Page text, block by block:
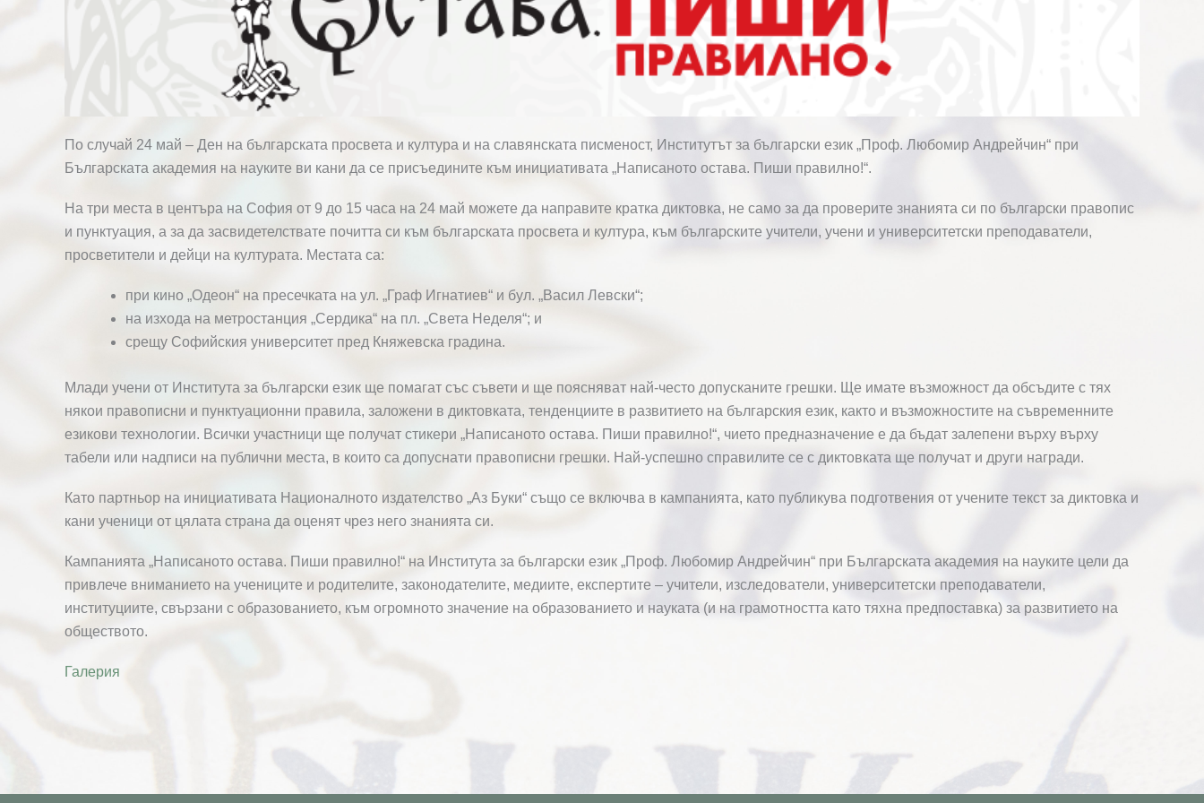
По случай 24 май – Ден на българската просвета и култура и на славянската писменост, Институтът за български език „Проф. Любомир Андрейчин“ при
Българската академия на науките ви кани да се присъедините към инициативата „Написаното остава. Пиши правилно!“.
На три места в центъра на София от 9 до 15 часа на 24 май можете да направите кратка диктовка, не само за да проверите знанията си по български правопис
и пунктуация, а за да засвидетелствате почитта си към българската просвета и култура, към българските учители, учени и университетски преподаватели,
просветители и дейци на културата. Местата са:
при кино „Одеон“ на пресечката на ул. „Граф Игнатиев“ и бул. „Васил Левски“;
на изхода на метростанция „Сердика“ на пл. „Света Неделя“; и
срещу Софийския университет пред Княжевска градина.
Млади учени от Института за български език ще помагат със съвети и ще поясняват най-често допусканите грешки. Ще имате възможност да обсъдите с тях
някои правописни и пунктуационни правила, заложени в диктовката, тенденциите в развитието на българския език, както и възможностите на съвременните
езикови технологии. Всички участници ще получат стикери „Написаното остава. Пиши правилно!“, чието предназначение е да бъдат залепени върху върху
табели или надписи на публични места, в които са допуснати правописни грешки. Най-успешно справилите се с диктовката ще получат и други награди.
Като партньор на инициативата Националното издателство „Аз Буки“ също се включва в кампанията, като публикува подготвения от учените текст за диктовка и
кани ученици от цялата страна да оценят чрез него знанията си.
Кампанията „Написаното остава. Пиши правилно!“ на Института за български език „Проф. Любомир Андрейчин“ при Българската академия на науките цели да
привлече вниманието на учениците и родителите, законодателите, медиите, експертите – учители, изследователи, университетски преподаватели,
институциите, свързани с образованието, към огромното значение на образованието и науката (и на грамотността като тяхна предпоставка) за развитието на
обществото.
Галерия